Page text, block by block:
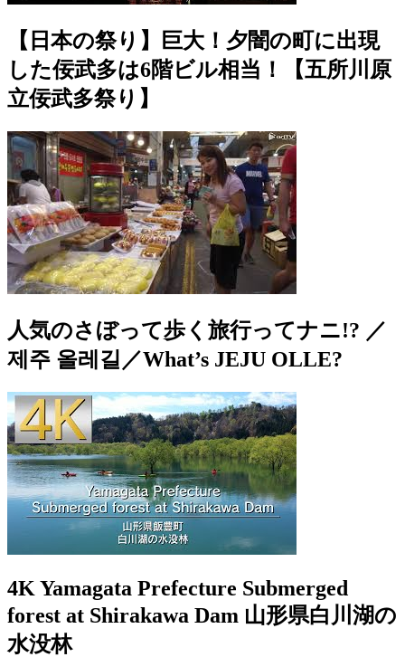
【日本の祭り】巨大！夕闇の町に出現
した佞武多は6階ビル相当！【五所川原
立佞武多祭り】
人気のさぼって歩く旅行ってナニ!? ／
제주 올레길／What’s JEJU OLLE?
4K Yamagata Prefecture Submerged
forest at Shirakawa Dam 山形県白川湖の
水没林